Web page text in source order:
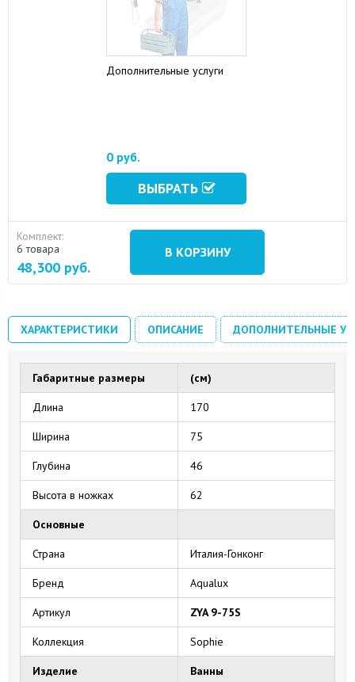
Дополнительные услуги
0 руб.
ВЫБРАТЬ
Комплект:
6 товара
48,300 руб.
В КОРЗИНУ
ХАРАКТЕРИСТИКИ ОПИСАНИЕ ДОПОЛНИТЕЛЬНЫЕ
Габаритные размеры (см)
Длина 170
Ширина 75
Глубина 46
Высота в ножках 62
Основные
Страна Италия-Гонконг
Бренд Aqualux
Артикул ZYA 9-75S
Коллекция Sophie
Изделие Ванны